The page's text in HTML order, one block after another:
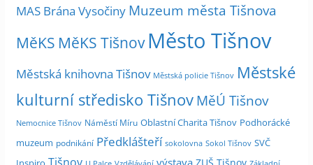
s
í
e
MAS Brána Vysočiny Muzeum města Tišnova
MěKS MěKS Tišnov Město Tišnov
Městská knihovna Tišnov Městská policie Tišnov Městské
kulturní středisko Tišnov MěÚ Tišnov
Nemocnice Tišnov Náměstí Míru Oblastní Charita Tišnov Podhorácké
muzeum podnikání Předklášteří sokolovna Sokol Tišnov SVČ